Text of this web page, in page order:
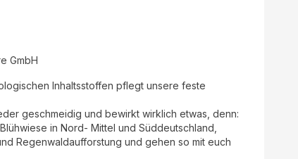
GmbH
Inhaltsstoffen pflegt unsere feste
geschmeidig und bewirkt wirklich etwas, denn:
in Nord- Mittel und Süddeutschland,
Regenwaldaufforstung und gehen so mit euch